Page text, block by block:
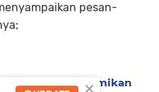
pesan-
Kapolri Resmikan